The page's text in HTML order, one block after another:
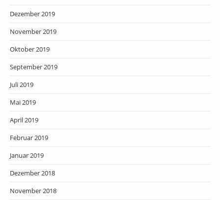
Dezember 2019
November 2019
Oktober 2019
September 2019
Juli 2019
Mai 2019
April 2019
Februar 2019
Januar 2019
Dezember 2018
November 2018